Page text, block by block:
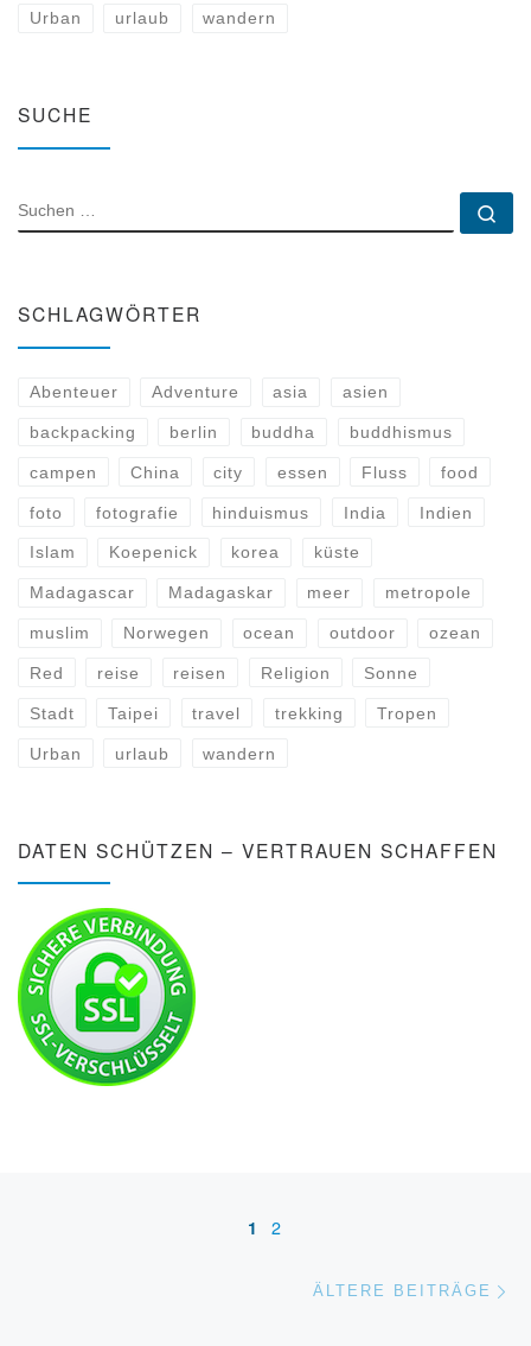
Urban urlaub wandern
SUCHE
SUCHE
SCHLAGWÖRTER
Abenteuer Adventure asia asien
backpacking berlin buddha buddhismus
campen China city essen Fluss food
foto fotografie hinduismus India Indien
Islam Koepenick korea küste
Madagascar Madagaskar meer metropole
muslim Norwegen ocean outdoor ozean
Red reise reisen Religion Sonne
Stadt Taipei travel trekking Tropen
Urban urlaub wandern
DATEN SCHÜTZEN – VERTRAUEN SCHAFFEN
Beitragsnavigation
1 2
ÄLTERE BEITRÄGE